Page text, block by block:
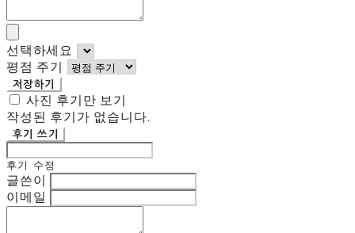
선택하세요
평점 주기
저장하기
사진 후기만 보기
작성된 후기가 없습니다.
후기 쓰기
후기 수정
글쓴이
이메일